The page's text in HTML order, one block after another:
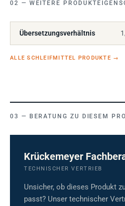
WEITERE
Übersetzungsverhältnis
ALLE SCHLEIFMITTEL PRODUKTE →
BERATUNG ZU DIESEM
Krückemeyer
TECHNISCHER VERTRIEB
Unsicher, ob dieses Produkt
passt? Unser technischer